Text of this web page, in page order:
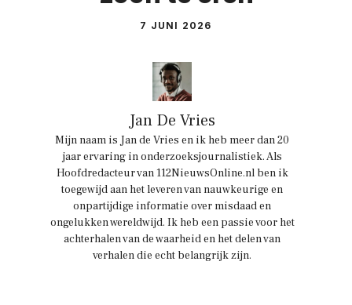
7 JUNI 2026
Jan De Vries
Mijn naam is Jan de Vries en ik heb meer dan 20
jaar ervaring in onderzoeksjournalistiek. Als
Hoofdredacteur van 112NieuwsOnline.nl ben ik
toegewijd aan het leveren van nauwkeurige en
onpartijdige informatie over misdaad en
ongelukken wereldwijd. Ik heb een passie voor het
achterhalen van de waarheid en het delen van
verhalen die echt belangrijk zijn.